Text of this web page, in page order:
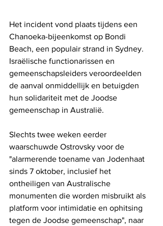
Het incident vond plaats tijdens een
Chanoeka-bijeenkomst op Bondi
Beach, een populair strand in Sydney.
Israëlische functionarissen en
gemeenschapsleiders veroordeelden
de aanval onmiddellijk en betuigden
hun solidariteit met de Joodse
gemeenschap in Australië.
Slechts twee weken eerder
waarschuwde Ostrovsky voor de
"alarmerende toename van Jodenhaat
sinds 7 oktober, inclusief het
ontheiligen van Australische
monumenten die worden misbruikt als
platform voor intimidatie en ophitsing
tegen de Joodse gemeenschap", naar